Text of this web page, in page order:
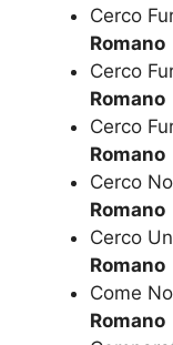
Cerco
Romano
Cerco
Romano
Cerco
Romano
Cerco
Romano
Cerco
Romano
Come
Romano